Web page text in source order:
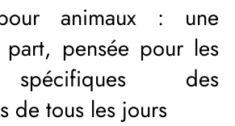
animaux : une
pensée pour les
des
de tous les jours